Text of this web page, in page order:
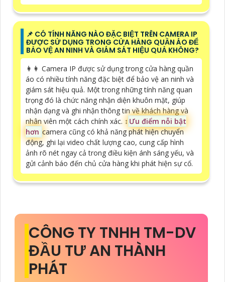
📌 CÓ TÍNH NĂNG NÀO ĐẶC BIỆT TRÊN CAMERA IP
ĐƯỢC SỬ DỤNG TRONG CỬA HÀNG QUẦN ÁO ĐỂ
BẢO VỆ AN NINH VÀ GIÁM SÁT HIỆU QUẢ KHÔNG?
️👩‍👩 Camera IP được sử dụng trong cửa hàng quần
áo có nhiều tính năng đặc biệt để bảo vệ an ninh và
giám sát hiệu quả. Một trong những tính năng quan
trọng đó là chức năng nhận diện khuôn mặt, giúp
nhận dạng và ghi nhận thông tin về khách hàng và
nhân viên một cách chính xác. ↕️ Ưu điểm nỗi bật
hơn camera cũng có khả năng phát hiện chuyển
động, ghi lại video chất lượng cao, cung cấp hình
ảnh rõ nét ngay cả trong điều kiện ánh sáng yếu, và
gửi cảnh báo đến chủ cửa hàng khi phát hiện sự cố.
CÔNG TY TNHH TM-DV
ĐẦU TƯ AN THÀNH
PHÁT